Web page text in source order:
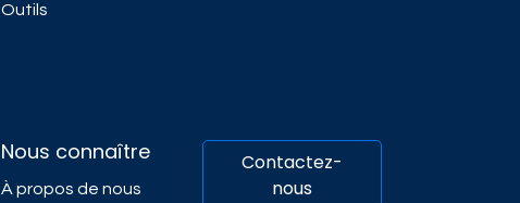
Nous connaître
À propos de nous
Contactez-
nous
Outils